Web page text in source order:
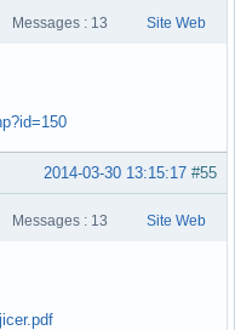
Messages : 13 Site Web
#55
2014-03-30 13:15:17
Messages : 13 Site Web